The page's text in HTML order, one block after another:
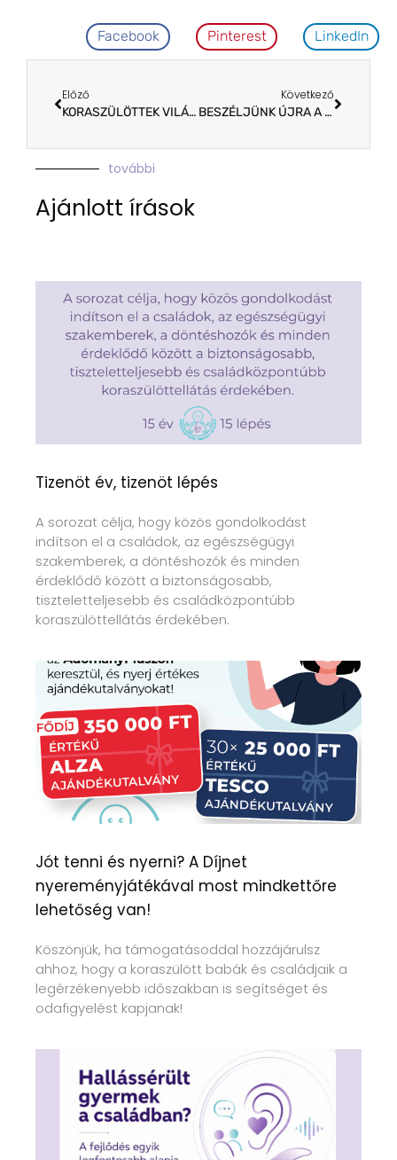
Facebook Pinterest LinkedIn
Előző
KORASZÜLÖTTEK VILÁGNAPJA 2016.
Következő
BESZÉLJÜNK ÚJRA A KORIPOKRÓL!
további
Ajánlott írások
Tizenöt év, tizenöt lépés
A sorozat célja, hogy közös gondolkodást
indítson el a családok, az egészségügyi
szakemberek, a döntéshozók és minden
érdeklődő között a biztonságosabb,
tiszteletteljesebb és családközpontúbb
koraszülöttellátás érdekében.
Jót tenni és nyerni? A Díjnet
nyereményjátékával most mindkettőre
lehetőség van!
Köszönjük, ha támogatásoddal hozzájárulsz
ahhoz, hogy a koraszülött babák és családjaik a
legérzékenyebb időszakban is segítséget és
odafigyelést kapjanak!